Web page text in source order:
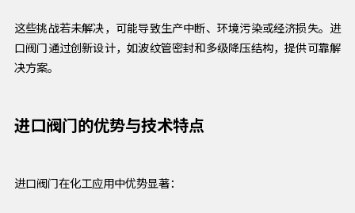
这些挑战若未解决，可能导致生产中断、环境污染或经济损失。进
口阀门通过创新设计，如波纹管密封和多级降压结构，提供可靠解
决方案。
进口阀门的优势与技术特点
进口阀门在化工应用中优势显著：